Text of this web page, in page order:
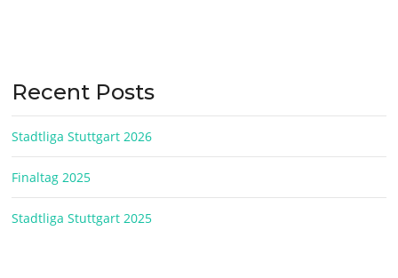
Recent Posts
Stadtliga Stuttgart 2026
Finaltag 2025
Stadtliga Stuttgart 2025